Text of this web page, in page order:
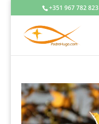
+351 967 782 823